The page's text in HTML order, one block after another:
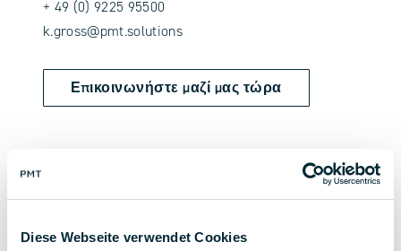
Diese Webseite verwendet Cookies
+ 49 (0) 9225 95500
k.gross@pmt.solutions
Επικοινωνήστε μαζί μας τώρα
Επιστροφή στην επισκόπηση